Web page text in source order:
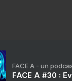
FACE A - un
FACE A #30 :